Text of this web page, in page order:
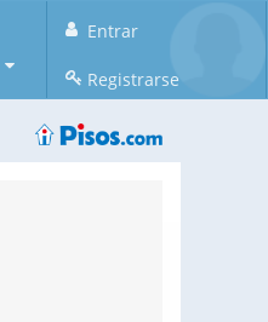
Entrar
Registrarse